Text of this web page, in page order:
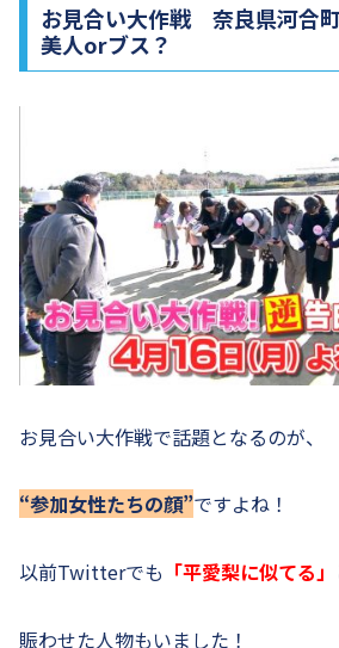
お見合い大作戦 奈良県河合
美人orブス？
お見合い大作戦で話題となるのが、
“参加女性たちの顔”ですよね！
以前Twitterでも 「平愛梨に似てる」
賑わせた人物もいました！